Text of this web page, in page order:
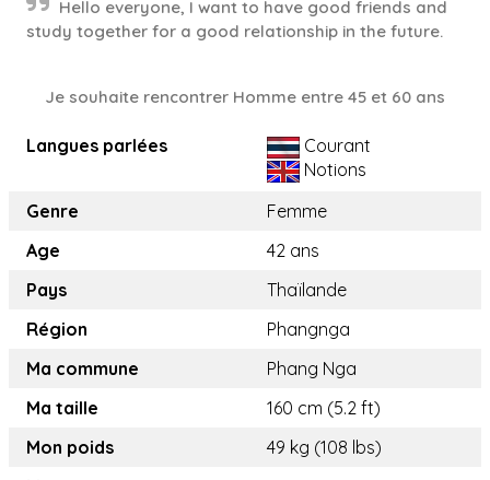
Hello everyone, I want to have good friends and
study together for a good relationship in the future.
Je souhaite rencontrer Homme entre 45 et 60 ans
Langues parlées
Courant
Notions
Genre
Femme
Age
42 ans
Pays
Thaïlande
Région
Phangnga
Ma commune
Phang Nga
Ma taille
160 cm (5.2 ft)
Mon poids
49 kg (108 lbs)